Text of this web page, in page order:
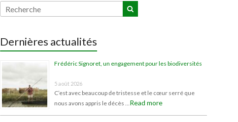
Dernières actualités
Frédéric Signoret, un engagement pour les biodiversités
5 août 2026
C’est avec beaucoup de tristesse et le cœur serré que
nous avons appris le décès …Read more